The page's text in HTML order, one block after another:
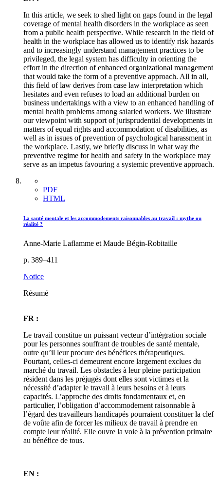
In this article, we seek to shed light on gaps found in the legal
coverage of mental health disorders in the workplace as seen
from a public health perspective. While research in the field of
health in the workplace has allowed us to identify risk hazards
and to increasingly understand management practices to be
privileged, the legal system has difficulty in orienting the
effort in the direction of enhanced organizational management
that would take the form of a preventive approach. All in all,
this field of law derives from case law interpretation which
hesitates and even refuses to load an additional burden on
business undertakings with a view to an enhanced handling of
mental health problems among salaried workers. We illustrate
our viewpoint with support of jurisprudential developments in
matters of equal rights and accommodation of disabilities, as
well as in issues of prevention of psychological harassment in
the workplace. Lastly, we briefly discuss in what way the
preventive regime for health and safety in the workplace may
serve as an impetus favouring a systemic preventive approach.
PDF
HTML
La santé mentale et les accommodements raisonnables au travail : mythe ou
réalité ?
Anne-Marie Laflamme et Maude Bégin-Robitaille
p. 389–411
Notice
Résumé
FR :
Le travail constitue un puissant vecteur d’intégration sociale
pour les personnes souffrant de troubles de santé mentale,
outre qu’il leur procure des bénéfices thérapeutiques.
Pourtant, celles-ci demeurent encore largement exclues du
marché du travail. Les obstacles à leur pleine participation
résident dans les préjugés dont elles sont victimes et la
nécessité d’adapter le travail à leurs besoins et à leurs
capacités. L’approche des droits fondamentaux et, en
particulier, l’obligation d’accommodement raisonnable à
l’égard des travailleurs handicapés pourraient constituer la clef
de voûte afin de forcer les milieux de travail à prendre en
compte leur réalité. Elle ouvre la voie à la prévention primaire
au bénéfice de tous.
EN :